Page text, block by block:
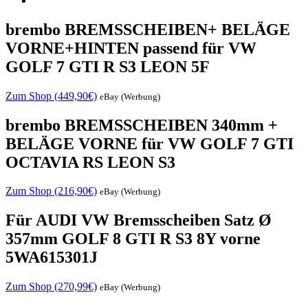
brembo BREMSSCHEIBEN+ BELÄGE
VORNE+HINTEN passend für VW
GOLF 7 GTI R S3 LEON 5F
Zum Shop (449,90€) eBay (Werbung)
brembo BREMSSCHEIBEN 340mm +
BELÄGE VORNE für VW GOLF 7 GTI
OCTAVIA RS LEON S3
Zum Shop (216,90€) eBay (Werbung)
Für AUDI VW Bremsscheiben Satz Ø
357mm GOLF 8 GTI R S3 8Y vorne
5WA615301J
Zum Shop (270,99€) eBay (Werbung)